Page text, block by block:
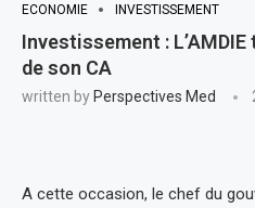
ECONOMIE INVESTISSEMENT
Investissement :
de son CA
written by Perspectives Med
A cette occasion, le chef du